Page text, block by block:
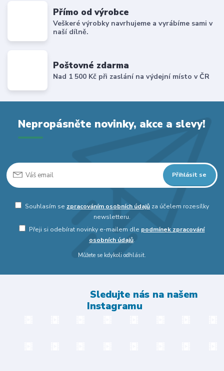
Přímo od výrobce
Veškeré výrobky navrhujeme a vyrábíme sami v
naší dílně.
Poštovné zdarma
Nad 1 500 Kč při zaslání na výdejní místo v ČR
Nepropásněte novinky, akce a slevy!
Přihlásit se
Souhlasím se zpracováním osobních údajůza účelem rozesílky
newsletteru.
Přeji si odebírat novinky e-mailem dle podmínek zpracování
osobních údajů.
Můžete se kdykoli odhlásit.
Sledujte nás na našem
Instagramu